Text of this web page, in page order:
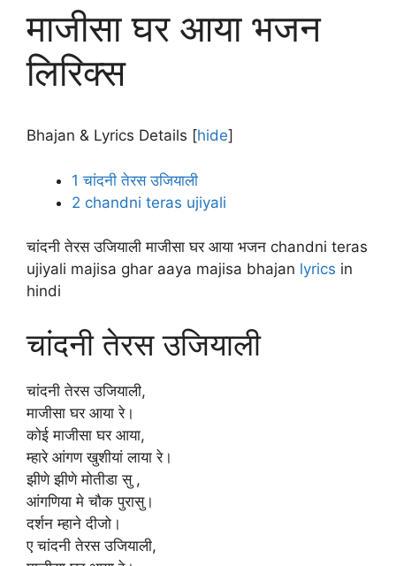
माजीसा घर आया भजन
लिरिक्स
Bhajan & Lyrics Details [hide]
1 चांदनी तेरस उजियाली
2 chandni teras ujiyali
चांदनी तेरस उजियाली माजीसा घर आया भजन chandni teras
ujiyali majisa ghar aaya majisa bhajan lyrics in
hindi
चांदनी तेरस उजियाली
चांदनी तेरस उजियाली,
माजीसा घर आया रे।
कोई माजीसा घर आया,
म्हारे आंगण खुशीयां लाया रे।
झीणे झीणे मोतीडा सु ,
आंगणिया मे चौक पुरासु।
दर्शन म्हाने दीजो।
ए चांदनी तेरस उजियाली,